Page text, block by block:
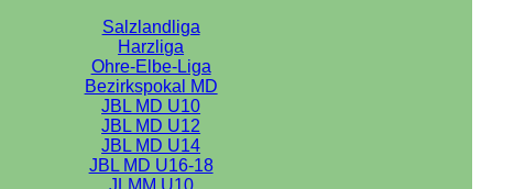
Salzlandliga
Harzliga
Ohre-Elbe-Liga
Bezirkspokal MD
JBL MD U10
JBL MD U12
JBL MD U14
JBL MD U16-18
JLMM U10